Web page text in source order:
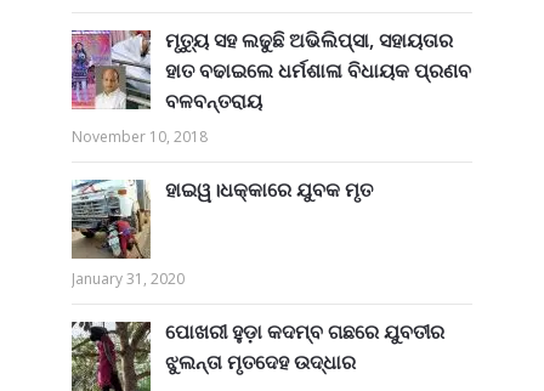
ମୃତ୍ୟୁ ସହ ଲଢୁଛି ଅଭିଲିପ୍ସା, ସହାୟତାର
ହାତ ବଢାଇଲେ ଧର୍ମଶାଳା ବିଧାୟକ ପ୍ରଣବ
ବଳବନ୍ତରାୟ
November 10, 2018
ହାଇୱ।ଧକ୍କାରେ ଯୁବକ ମୃତ
January 31, 2020
ପୋଖରୀ ହୁଡ଼ା କଦମ୍ବ ଗଛରେ ଯୁବତୀର
ଝୁଲନ୍ତା ମୃତଦେହ ଉଦ୍ଧାର